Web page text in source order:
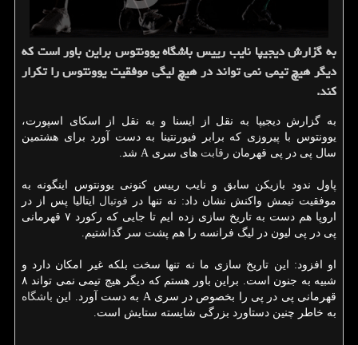
به گزارش دیجیپا نایب رییس باشگاه یوونتوس براین باور است كه
دیگر هیچ تیمی نمی تواند در هیچ لیگی موفقیت یوونتوس را تكرار
كند.
به گزارش دیجیپا به نقل از ایسنا و به نقل از اسكای اسپورت،
یوونتوس با پیروزی كه برابر فیورنتینا به دست آورد برای هشتمین
سال پی در پی قهرمان رقابت های سری A شد.
پاول ندود بازیكن سابق و نایب رییس كنونی یوونتوس اینگونه به
موفقیت تیمش واكنش نشان داد: نه تنها در فوتبال ایتالیا پس از در
اروپا هم دست به تاریخ سازی زده ایم تا جایی كه ركورد ۷ قهرمانی
پی در پی لیون در لیگ فرانسه را هم پشت سر گذاشتیم.
او افزود: این تاریخ سازی ما نه تنها سخت بلكه غیر امكان دارد و
شبیه به جنون است. براین باور هستم كه دیگر هیچ تیمی نمی تواند ۸
قهرمانی پی در پی را بخصوص در سری A به دست آورد. این
باشگاه
به خاطر چنین دستاورد بزرگی شایسته ستایش است.